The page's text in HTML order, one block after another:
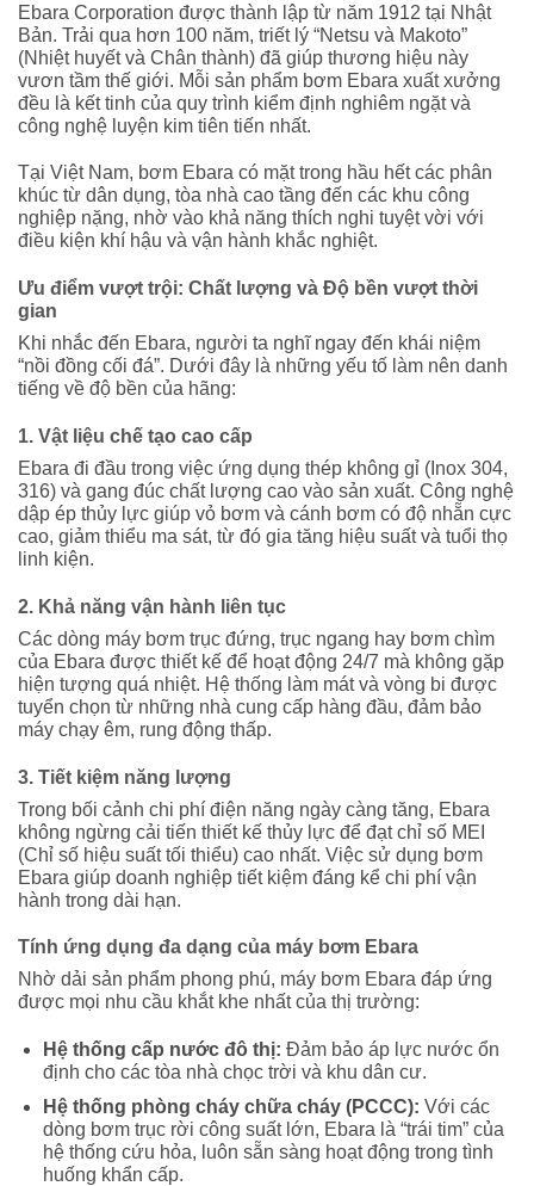
Ebara Corporation được thành lập từ năm 1912 tại Nhật
Bản. Trải qua hơn 100 năm, triết lý “Netsu và Makoto”
(Nhiệt huyết và Chân thành) đã giúp thương hiệu này
vươn tầm thế giới. Mỗi sản phẩm bơm Ebara xuất xưởng
đều là kết tinh của quy trình kiểm định nghiêm ngặt và
công nghệ luyện kim tiên tiến nhất.
Tại Việt Nam, bơm Ebara có mặt trong hầu hết các phân
khúc từ dân dụng, tòa nhà cao tầng đến các khu công
nghiệp nặng, nhờ vào khả năng thích nghi tuyệt vời với
điều kiện khí hậu và vận hành khắc nghiệt.
Ưu điểm vượt trội: Chất lượng và Độ bền vượt thời
gian
Khi nhắc đến Ebara, người ta nghĩ ngay đến khái niệm
“nồi đồng cối đá”. Dưới đây là những yếu tố làm nên danh
tiếng về độ bền của hãng:
1. Vật liệu chế tạo cao cấp
Ebara đi đầu trong việc ứng dụng thép không gỉ (Inox 304,
316) và gang đúc chất lượng cao vào sản xuất. Công nghệ
dập ép thủy lực giúp vỏ bơm và cánh bơm có độ nhẵn cực
cao, giảm thiểu ma sát, từ đó gia tăng hiệu suất và tuổi thọ
linh kiện.
2. Khả năng vận hành liên tục
Các dòng máy bơm trục đứng, trục ngang hay bơm chìm
của Ebara được thiết kế để hoạt động 24/7 mà không gặp
hiện tượng quá nhiệt. Hệ thống làm mát và vòng bi được
tuyển chọn từ những nhà cung cấp hàng đầu, đảm bảo
máy chạy êm, rung động thấp.
3. Tiết kiệm năng lượng
Trong bối cảnh chi phí điện năng ngày càng tăng, Ebara
không ngừng cải tiến thiết kế thủy lực để đạt chỉ số MEI
(Chỉ số hiệu suất tối thiểu) cao nhất. Việc sử dụng bơm
Ebara giúp doanh nghiệp tiết kiệm đáng kể chi phí vận
hành trong dài hạn.
Tính ứng dụng đa dạng của máy bơm Ebara
Nhờ dải sản phẩm phong phú, máy bơm Ebara đáp ứng
được mọi nhu cầu khắt khe nhất của thị trường:
Hệ thống cấp nước đô thị: Đảm bảo áp lực nước ổn
định cho các tòa nhà chọc trời và khu dân cư.
Hệ thống phòng cháy chữa cháy (PCCC): Với các
dòng bơm trục rời công suất lớn, Ebara là “trái tim” của
hệ thống cứu hỏa, luôn sẵn sàng hoạt động trong tình
huống khẩn cấp.